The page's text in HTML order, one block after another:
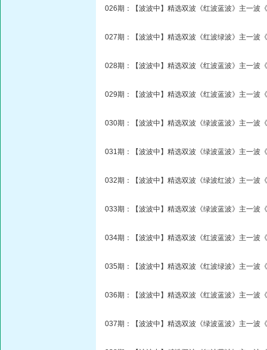
026期：【波波中】精选双波《红波蓝波》主一波
027期：【波波中】精选双波《红波绿波》主一波
028期：【波波中】精选双波《红波蓝波》主一波
029期：【波波中】精选双波《红波蓝波》主一波
030期：【波波中】精选双波《绿波蓝波》主一波
031期：【波波中】精选双波《绿波蓝波》主一波
032期：【波波中】精选双波《绿波红波》主一波
033期：【波波中】精选双波《绿波蓝波》主一波
034期：【波波中】精选双波《红波蓝波》主一波
035期：【波波中】精选双波《红波绿波》主一波
036期：【波波中】精选双波《红波蓝波》主一波
037期：【波波中】精选双波《绿波蓝波》主一波